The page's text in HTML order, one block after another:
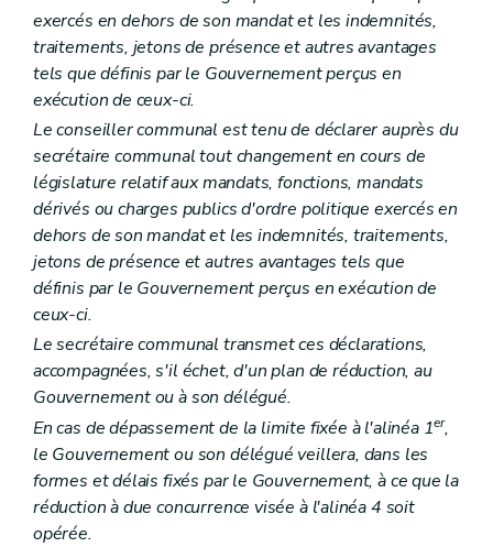
Art. L1523-9
Art. L1523-10
Sous-section 2
L'assemblée générale
Art. L1523-11
Art. L1523-12
Art. L1523-13
Art. L1523-14
Sous-section 3 Le conseil d'administration
Art. L1523-15
Art. L1523-16
Sous-section 4 Le comité de rémunération
Art. L1523-17
Sous-section 5 Les organes restreints de gestion
Art. L1523-18
Art. L1523-19
Art. L1523-20
Section 4 Dissolution et liquidation
Art. L1523-21
Art. L1523-22
Section 5 Dispositions diverses
Art. L1523-23
Art. L1523-24
Art. L1523-25
exercés en dehors de son mandat et les indemnités,
traitements, jetons de présence et autres avantages
tels que définis par le Gouvernement perçus en
exécution de ceux-ci.
Le conseiller communal est tenu de déclarer auprès du
secrétaire communal tout changement en cours de
législature relatif aux mandats, fonctions, mandats
dérivés ou charges publics d'ordre politique exercés en
dehors de son mandat et les indemnités, traitements,
jetons de présence et autres avantages tels que
définis par le Gouvernement perçus en exécution de
ceux-ci.
Le secrétaire communal transmet ces déclarations,
accompagnées, s'il échet, d'un plan de réduction, au
Gouvernement ou à son délégué.
En cas de dépassement de la limite fixée à l'alinéa 1er,
le Gouvernement ou son délégué veillera, dans les
formes et délais fixés par le Gouvernement, à ce que la
réduction à due concurrence visée à l'alinéa 4 soit
opérée.